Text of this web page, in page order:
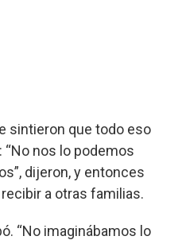
sintieron que todo eso
nos lo podemos
dijeron, y entonces
a otras familias.
“No imaginábamos lo